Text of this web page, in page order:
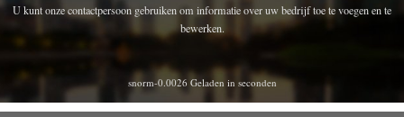
U kunt onze contactpersoon gebruiken om informatie over uw bedrijf toe te voegen en te
bewerken.
snorm-0.0026 Geladen in seconden